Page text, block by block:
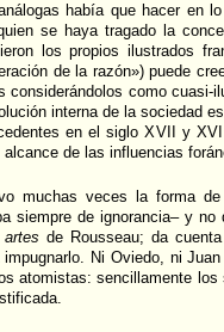
había que hacer en
se haya tragado la
los propios ilustrados
de la razón») puede
considerándolos como cuasi-
interna de la sociedad
en el siglo XVII y
de las influencias
muchas veces la forma
siempre de ignorancia– y
de Rousseau; da
Ni Oviedo, ni
atomistas: sencillamente